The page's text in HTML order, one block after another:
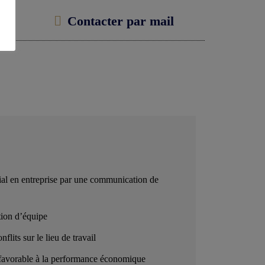
Contacter par mail
en entreprise par une communication de
d’équipe
sur le lieu de travail
à la performance économique